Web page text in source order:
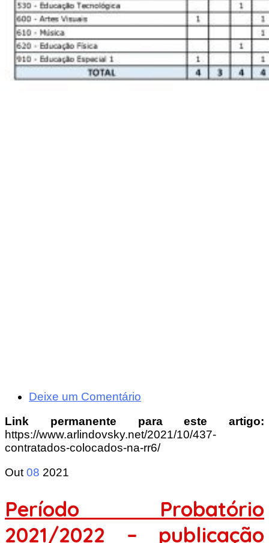
Deixe um Comentário
Link permanente para este artigo:
https://www.arlindovsky.net/2021/10/437-
contratados-colocados-na-rr6/
Out 08 2021
Período Probatório
2021/2022 – publicação